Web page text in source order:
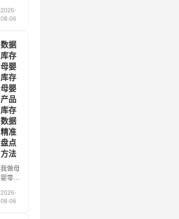
电商节
日参考
据科学
备货
很多人
以为
“数据
库存节
日备
货”就
是把历
史销售
表拉出
来，乘
上一个
[…]
2026-
08-06
数据
库存
母婴
库存
母婴
产品
库存
数据
精准
盘点
方法
我做母
婴零售
咨询这
几年，
2026-
08-06